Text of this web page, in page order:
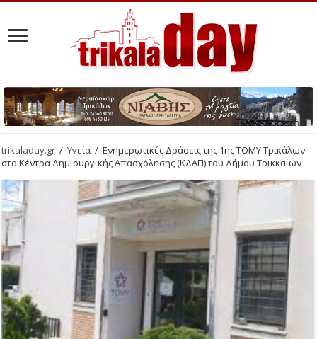
trikaladay.gr / Υγεία / Ενημερωτικές Δράσεις της 1ης ΤΟΜΥ Τρικάλων
στα Κέντρα Δημιουργικής Απασχόλησης (ΚΔΑΠ) του Δήμου Τρικκαίων